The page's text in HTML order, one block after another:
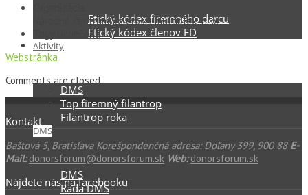
Etický kódex firemného darcu
Etický kódex členov FD
Aktivity
DMS
Top firemný filantrop
Filantrop roka
DMS
DMS
Rada DMS
Národné centrum Sclerosis multiplex, n. o.
Ukončená
Webstránka
Comments are closed.
Kontakt
Baštová 5, Bratislava Korešpondenčná adresa: Doľany 399, 900 88 E-
Mail: donorsforum@donorsforum.sk Web: donorsforum.sk
Nájdete nás na facebooku